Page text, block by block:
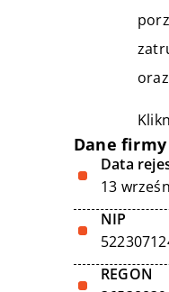
Dane firmy
Data
13
NIP
REGON